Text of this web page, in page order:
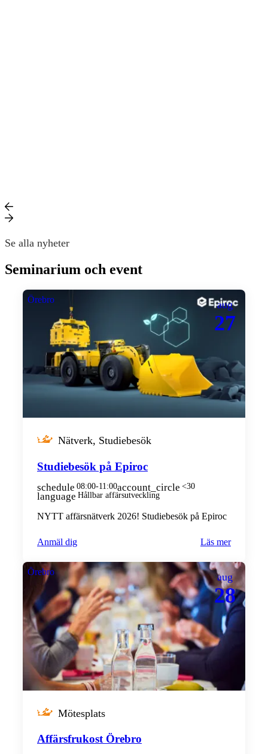
Se alla nyheter
Seminarium och event
Örebro aug
27
Nätverk, Studiebesök
Studiebesök på Epiroc
schedule 08:00-11:00account_circle <30
language Hållbar affärsutveckling
NYTT affärsnätverk 2026! Studiebesök på Epiroc
Anmäl dig Läs mer
Örebro aug
28
Mötesplats
Affärsfrukost Örebro